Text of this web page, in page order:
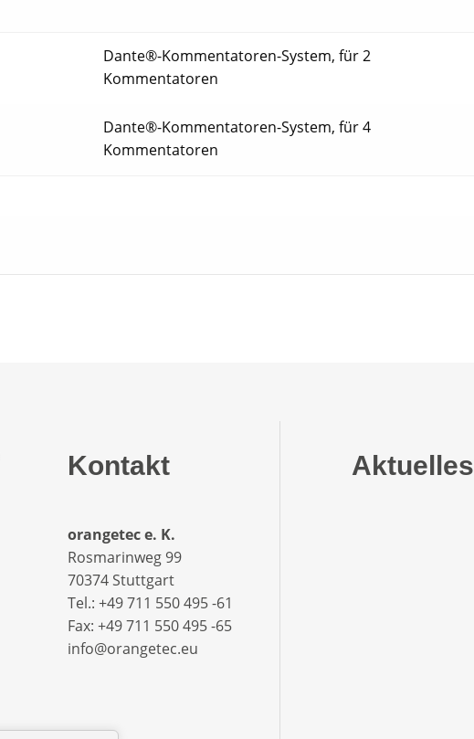
Dante®-Kommentatoren-System, für 2
Kommentatoren
Dante®-Kommentatoren-System, für 4
Kommentatoren
Kontakt
orangetec e. K.
Rosmarinweg 99
70374 Stuttgart
Tel.: +49 711 550 495 -61‬
Fax: +49 711 550 495 -65‬
info@orangetec.eu
Aktuelles